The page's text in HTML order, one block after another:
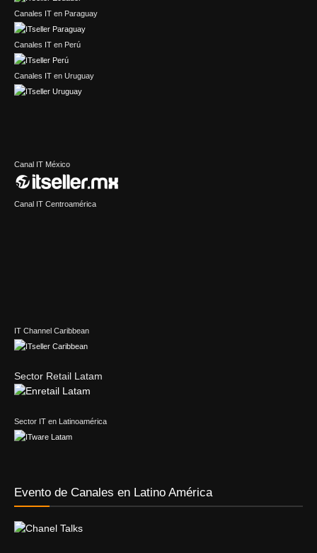
Canales IT en Paraguay
Canales IT en Perú
Canales IT en Uruguay
Canal IT México
Canal IT Centroamérica
IT Channel Caribbean
Sector Retail Latam
Sector IT en Latinoamérica
Evento de Canales en Latino América